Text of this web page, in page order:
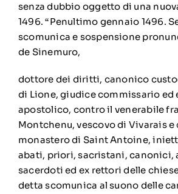
senza dubbio oggetto di una
1496. “Penultimo gennaio 1496.
scomunica e sospensione
de Sinemuro,
dottore dei diritti, canonico
di Lione, giudice commissario ed
apostolico, contro il venerabile
Montchenu, vescovo di Vivarais e
monastero di Saint Antoine,
abati, priori, sacristani, canonici,
sacerdoti ed ex rettori delle
detta scomunica al suono delle